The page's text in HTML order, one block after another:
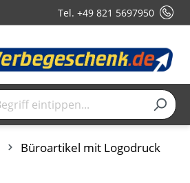
Tel. +49 821 5697950
Büroartikel mit Logodruck